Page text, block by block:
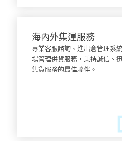
海內外集運服務
專業客服諮詢、進出倉管理系
場管理併貨服務，秉持誠信、
集貨服務的最佳夥伴。